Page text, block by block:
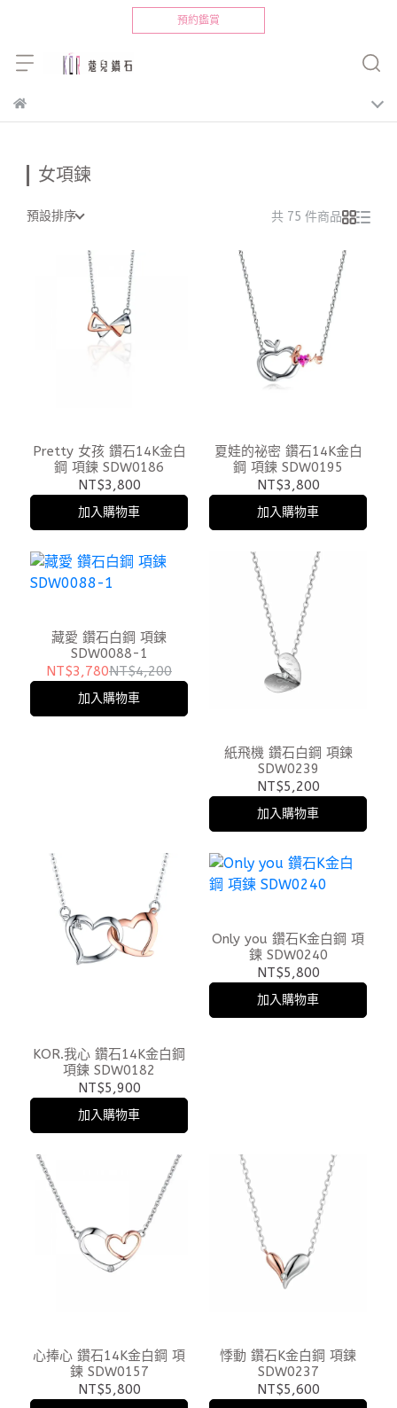
預約鑑賞
女項鍊
預設排序 共 75 件商品
Pretty 女孩 鑽石14K金白
鋼 項鍊 SDW0186
NT$3,800
加入購物車
夏娃的祕密 鑽石14K金白
鋼 項鍊 SDW0195
NT$3,800
加入購物車
藏愛 鑽石白鋼 項鍊
SDW0088-1
NT$3,780NT$4,200
加入購物車
紙飛機 鑽石白鋼 項鍊
SDW0239
NT$5,200
加入購物車
KOR.我心 鑽石14K金白鋼
項鍊 SDW0182
NT$5,900
加入購物車
Only you 鑽石K金白鋼 項
鍊 SDW0240
NT$5,800
加入購物車
心捧心 鑽石14K金白鋼 項
鍊 SDW0157
NT$5,800
悸動 鑽石K金白鋼 項鍊
SDW0237
NT$5,600